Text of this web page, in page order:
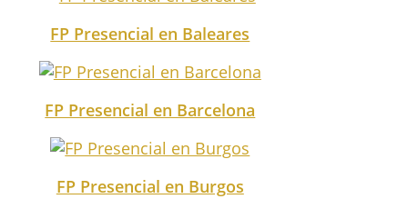
FP Presencial en Baleares
FP Presencial en Barcelona
FP Presencial en Burgos